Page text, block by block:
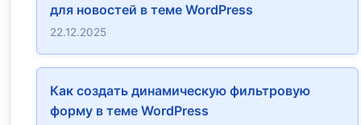
для новостей в теме WordPress
22.12.2025
Как создать динамическую фильтровую
форму в теме WordPress